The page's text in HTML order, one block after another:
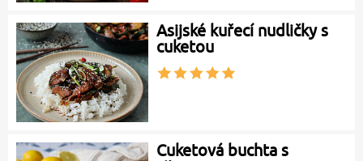
Asijské kuřecí nudličky s
cuketou
Cuketová buchta s